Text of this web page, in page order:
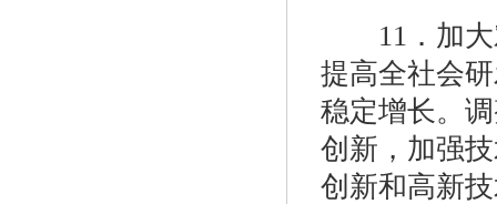
11．加大
提高全社会
稳定增长。
创新，加强
创新和高新